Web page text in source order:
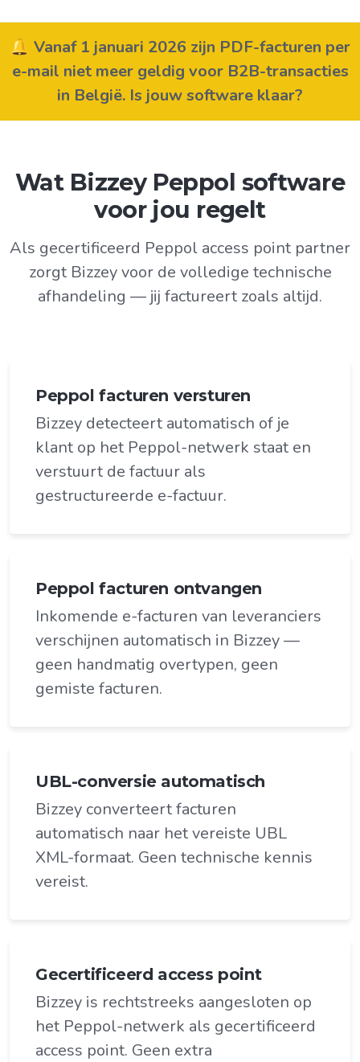
🔔 Vanaf 1 januari 2026 zijn PDF-facturen per
e-mail niet meer geldig voor B2B-transacties
in België. Is jouw software klaar?
Wat Bizzey Peppol software
voor jou regelt
Als gecertificeerd Peppol access point partner
zorgt Bizzey voor de volledige technische
afhandeling — jij factureert zoals altijd.
Peppol facturen versturen
Bizzey detecteert automatisch of je
klant op het Peppol-netwerk staat en
verstuurt de factuur als
gestructureerde e-factuur.
Peppol facturen ontvangen
Inkomende e-facturen van leveranciers
verschijnen automatisch in Bizzey —
geen handmatig overtypen, geen
gemiste facturen.
UBL-conversie automatisch
Bizzey converteert facturen
automatisch naar het vereiste UBL
XML-formaat. Geen technische kennis
vereist.
Gecertificeerd access point
Bizzey is rechtstreeks aangesloten op
het Peppol-netwerk als gecertificeerd
access point. Geen extra